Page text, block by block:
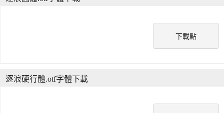
下載點
逐浪硬行體.otf字體下載